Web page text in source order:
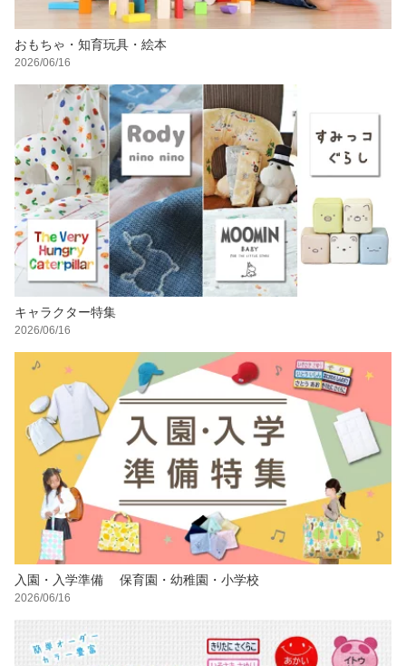
おもちゃ・知育玩具・絵本
2026/06/16
キャラクター特集
2026/06/16
入園・入学準備 保育園・幼稚園・小学校
2026/06/16